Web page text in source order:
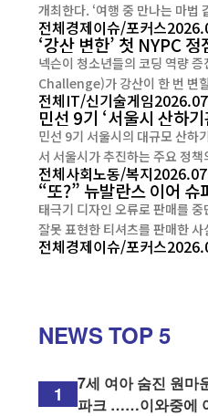
개최한다. ‘여행 중 만나는 마법 같은 하루’를 주제로 펼쳐지는 이번 축제는 낮에는 가족이 함께 즐기는 체험 프로그램을, 밤에는 환상적
전체경제이슈/포커스
‘강산 변한’ 첫 NYPC
넥슨이 청소년들의 코딩 역량
Challenge)가 강산이 한 번 변
면’(全面) 변신한 가운데 진정
전체IT/신기술게임
민선 9기 ‘서울시 산하
민선 9기 서울시의 대규모 산하
서 서울시가 추진하는 주요 정책의 방향과 속도를
서울의료원, 서울시120다산콜
전체사회노동/복지
“또?” 뉴발란스 이어
태극기 디자인 오류로 판매를
잘못 표현한 티셔츠를 판매한 사실이 확인됐다. 두 브랜드 모두 ‘SEOUL’과 ‘KOREA’를 전
전체경제이슈/포커스
NEWSTOP 5
1
7세 여아 숨진 원마
파크 ……이와중에